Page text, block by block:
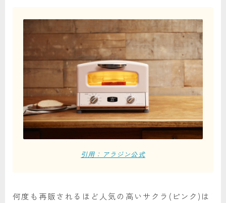
引用：アラジン公式
何度も再販されるほど人気の高いサクラ(ピンク)は